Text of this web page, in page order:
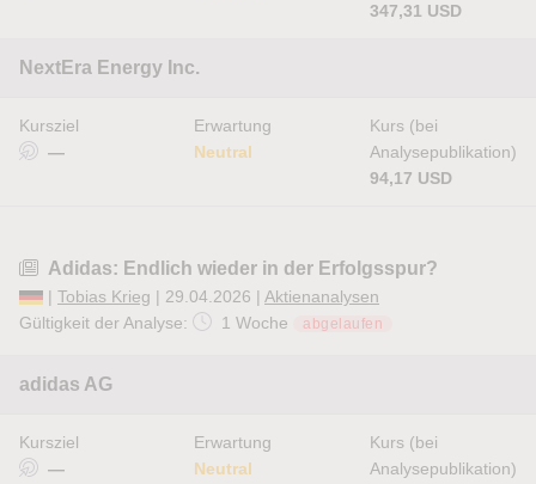
347,31 USD
NextEra Energy Inc.
Kursziel
—
Erwartung
Neutral
Kurs (bei
Analysepublikation)
94,17 USD
Adidas: Endlich wieder in der Erfolgsspur?
| Tobias Krieg | 29.04.2026 | Aktienanalysen
Gültigkeit der Analyse:
1 Woche abgelaufen
adidas AG
Kursziel
—
Erwartung
Neutral
Kurs (bei
Analysepublikation)